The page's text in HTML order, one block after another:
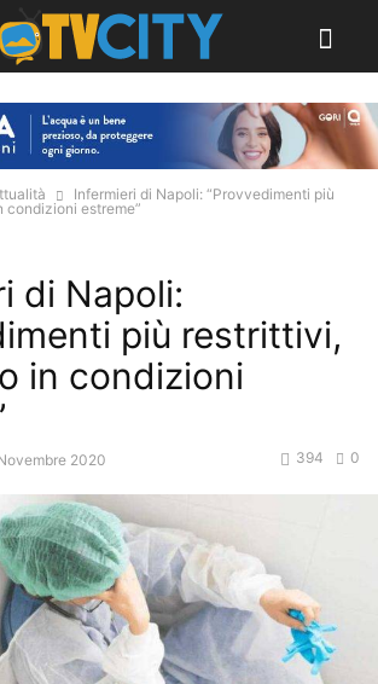
Infermieri di Napoli: “Provvedimenti più
condizioni estreme”
di Napoli:
più restrittivi,
in condizioni
2020 0
394